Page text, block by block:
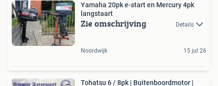
Yamaha 20pk e-start en Mercury 4pk
langstaart
Zie omschrijving Details
Noordwijk 15 jul 26
Tohatsu 6 / 8pk | Buitenboordmotor |